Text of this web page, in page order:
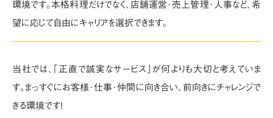
環境です｡本格料理だけでなく､店舗運営･売上管理･人事など､希
望に応じて自由にキャリアを選択できます｡
当社では、｢正直で誠実なサービス｣が何よりも大切と考えていま
す｡まっすぐにお客様･仕事･仲間に向き合い､前向きにチャレンジで
きる環境です!